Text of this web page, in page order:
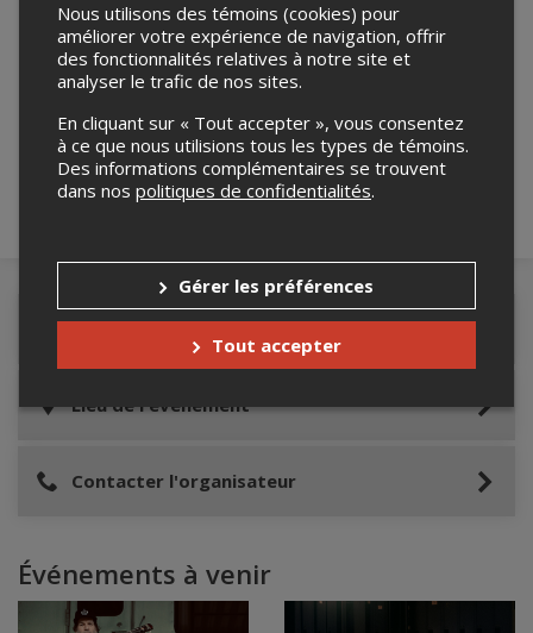
Merci de confirmer que vous n'êtes pas un
Détails de l'événement
Lieu de l'événement
Contacter l'organisateur
Événements à venir
Nous utilisons des témoins (cookies) pour
améliorer votre expérience de navigation, offrir
des fonctionnalités relatives à notre site et
analyser le trafic de nos sites.
En cliquant sur « Tout accepter », vous consentez
à ce que nous utilisions tous les types de témoins.
Des informations complémentaires se trouvent
dans nos politiques de confidentialités.
Gérer les préférences
Tout accepter